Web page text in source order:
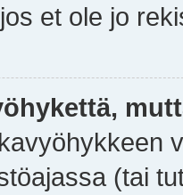
et ole jo
(tai